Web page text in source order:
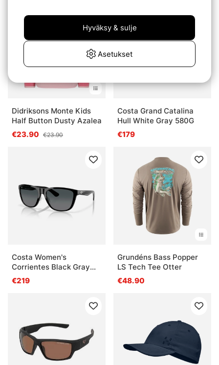
Didriksons Monte Kids
Half Button Dusty Azalea
€23.90 €23.90
Costa Grand Catalina
Hull White Gray 580G
€179
Costa Women's
Corrientes Black Gray
Gradient 580G
€219
Grundéns Bass Popper
LS Tech Tee Otter
€48.90
Asetukset
Hyväksy & sulje